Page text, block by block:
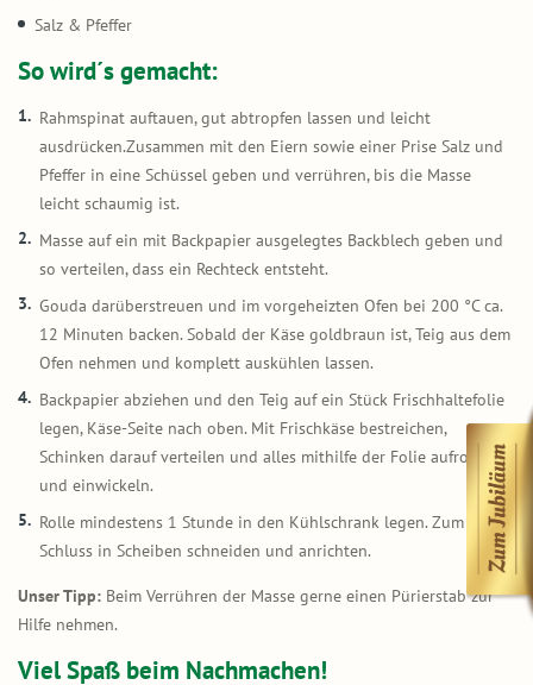
Salz & Pfeffer
So wird´s gemacht:
Rahmspinat auftauen, gut abtropfen lassen und leicht
ausdrücken.Zusammen mit den Eiern sowie einer Prise Salz und
Pfeffer in eine Schüssel geben und verrühren, bis die Masse
leicht schaumig ist.
Masse auf ein mit Backpapier ausgelegtes Backblech geben und
so verteilen, dass ein Rechteck entsteht.
Gouda darüberstreuen und im vorgeheizten Ofen bei 200 °C ca.
12 Minuten backen. Sobald der Käse goldbraun ist, Teig aus dem
Ofen nehmen und komplett auskühlen lassen.
Backpapier abziehen und den Teig auf ein Stück Frischhaltefolie
legen, Käse-Seite nach oben. Mit Frischkäse bestreichen,
Schinken darauf verteilen und alles mithilfe der Folie aufrollen
und einwickeln.
Rolle mindestens 1 Stunde in den Kühlschrank legen. Zum
Schluss in Scheiben schneiden und anrichten.
Unser Tipp: Beim Verrühren der Masse gerne einen Pürierstab zur
Hilfe nehmen.
Viel Spaß beim Nachmachen!